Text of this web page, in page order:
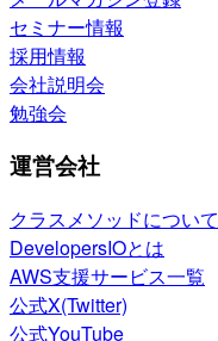
セミナー情報
採用情報
会社説明会
勉強会
運営会社
クラスメソッドについて
DevelopersIOとは
AWS支援サービス一覧
公式X(Twitter)
公式YouTube